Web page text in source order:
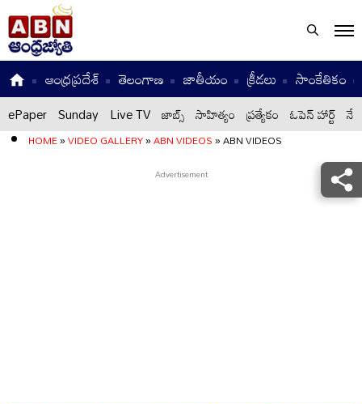
ఆంధ్రప్రదేశ్ తెలంగాణ జాతీయం క్రీడలు సాంకేతికం
ePaper Sunday Live TV జాబ్స్ సాహిత్యం ప్రత్యేకం ఓపెన్ హార్ట్
HOME»VIDEO GALLERY»ABN VIDEOS»ABN VIDEOS